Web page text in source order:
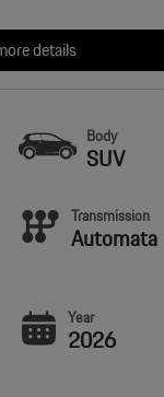
details
Body
SUV
Transmission
Automata
Year
2026